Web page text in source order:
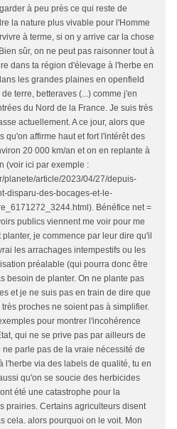
à peu près ce qui reste de
la nature plus vivable pour l'Homme
à terme, si on y arrive car la chose
sûr, on ne peut pas raisonner tout à
dans ta région d'élevage à l'herbe en
les grandes plaines en openfield
terre, betteraves (...) comme j'en
du Nord de la France. Je suis très
actuellement. A ce jour, alors que
qu'on affirme haut et fort l'intérêt des
20 000 km/an et on en replante à
(voir ici par exemple :
planete/article/2023/04/27/depuis-
disparu-des-bocages-et-le-
Bénéfice net =
publics viennent me voir pour me
je commence par leur dire qu'il
les arrachages intempestifs ou les
préalable (qui pourra donc être
besoin de planter. On ne plante pas
et je ne suis pas en train de dire que
proches ne soient pas à simplifier.
pour montrer l'incohérence
qui ne se prive pas par ailleurs de
parle pas de la vraie nécessité de
l'herbe via des labels de qualité, tu en
qu'on se soucie des herbicides
été une catastrophe pour la
prairies. Certains agriculteurs disent
cela. alors pourquoi on le voit. Mon